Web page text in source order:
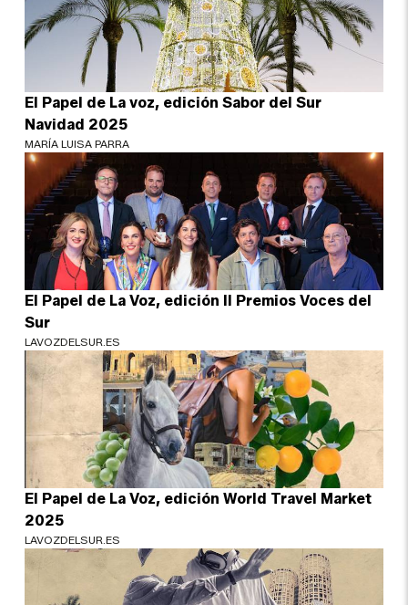
El Papel de La voz, edición Sabor del Sur
Navidad 2025
MARÍA LUISA PARRA
El Papel de La Voz, edición II Premios Voces del
Sur
LAVOZDELSUR.ES
El Papel de La Voz, edición World Travel Market
2025
LAVOZDELSUR.ES